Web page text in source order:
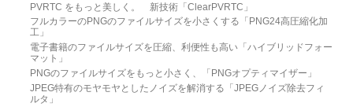
PVRTC をもっと美しく。 新技術「ClearPVRTC」
フルカラーのPNGのファイルサイズを小さくする「PNG24高圧縮化加
工」
電子書籍のファイルサイズを圧縮、利便性も高い「ハイブリッドフォー
マット」
PNGのファイルサイズをもっと小さく、「PNGオプティマイザー」
JPEG特有のモヤモヤとしたノイズを解消する「JPEGノイズ除去フィ
ルタ」